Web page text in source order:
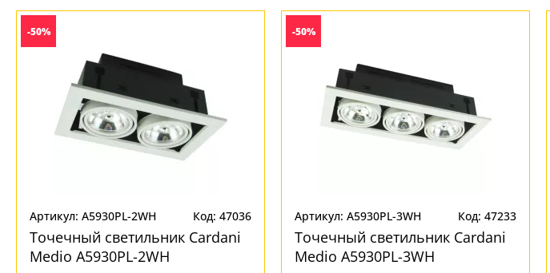
-50%
Артикул: A5930PL-2WH Код: 47036
Точечный светильник Cardani
Medio A5930PL-2WH
-50%
Артикул: A5930PL-3WH Код: 47233
Точечный светильник Cardani
Medio A5930PL-3WH